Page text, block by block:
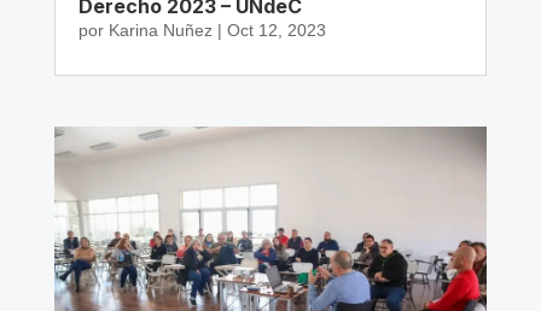
Derecho 2023 – UNdeC
por Karina Nuñez| Oct 12, 2023